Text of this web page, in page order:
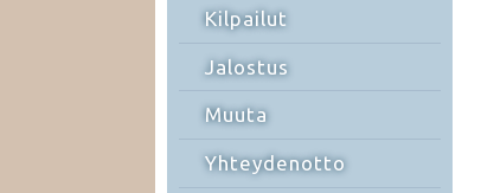
Kilpailut
Jalostus
Muuta
Yhteydenotto